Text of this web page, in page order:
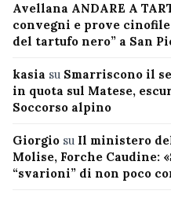
Avellana ANDARE A
convegni e prove
del tartufo nero” a San
kasia su Smarriscono il
in quota sul Matese,
Soccorso alpino
Giorgio su Il ministero
Molise, Forche Caudine:
“svarioni” di non poco